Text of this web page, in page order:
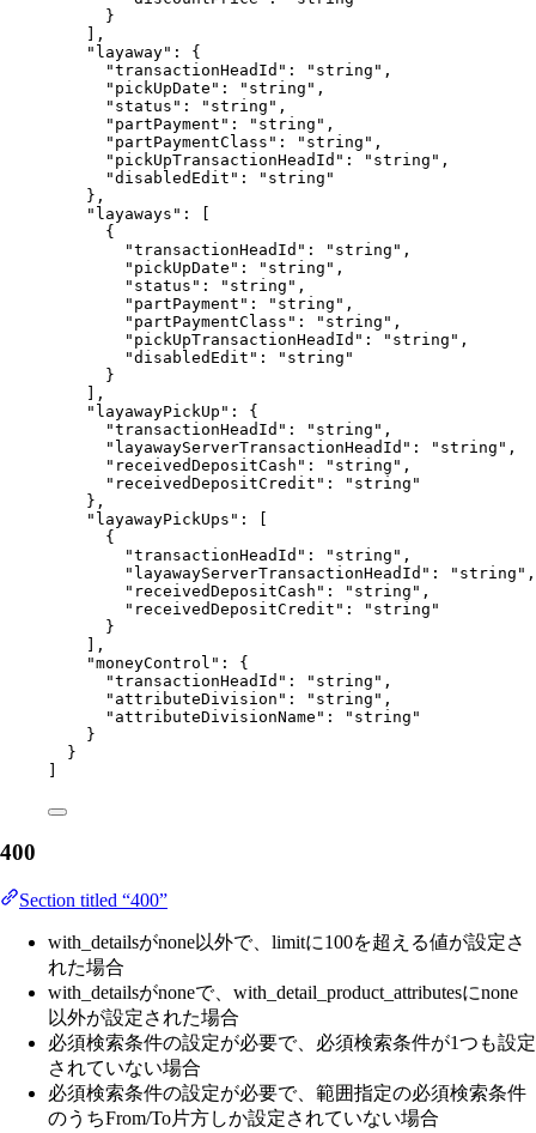
}
],
"layaway" : {
"transactionHeadId" : " string " ,
"pickUpDate" : " string " ,
"status" : " string " ,
"partPayment" : " string " ,
"partPaymentClass" : " string " ,
"pickUpTransactionHeadId" : " string " ,
"disabledEdit" : " string "
},
"layaways" : [
{
"transactionHeadId" : " string " ,
"pickUpDate" : " string " ,
"status" : " string " ,
"partPayment" : " string " ,
"partPaymentClass" : " string " ,
"pickUpTransactionHeadId" : " string " ,
"disabledEdit" : " string "
}
],
"layawayPickUp" : {
"transactionHeadId" : " string " ,
"layawayServerTransactionHeadId" : " string " ,
"receivedDepositCash" : " string " ,
"receivedDepositCredit" : " string "
},
"layawayPickUps" : [
{
"transactionHeadId" : " string " ,
"layawayServerTransactionHeadId" : " string " ,
"receivedDepositCash" : " string " ,
"receivedDepositCredit" : " string "
}
],
"moneyControl" : {
"transactionHeadId" : " string " ,
"attributeDivision" : " string " ,
"attributeDivisionName" : " string "
}
}
400
Section titled “400”
with_detailsがnone以外で、limitに100を超える値が設定さ
れた場合
with_detailsがnoneで、with_detail_product_attributesにnone
以外が設定された場合
必須検索条件の設定が必要で、必須検索条件が1つも設定
されていない場合
必須検索条件の設定が必要で、範囲指定の必須検索条件
のうちFrom/To片方しか設定されていない場合